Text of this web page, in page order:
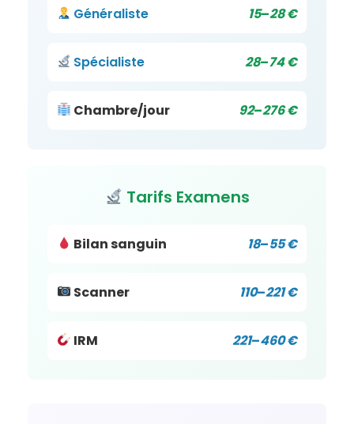
Généraliste 15–28 €
Spécialiste 28–74 €
Chambre/jour 92–276 €
Tarifs Examens
Bilan sanguin 18–55 €
Scanner 110–221 €
IRM 221–460 €